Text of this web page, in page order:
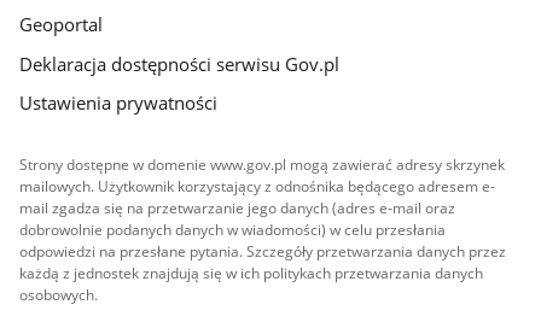
Geoportal
Deklaracja dostępności serwisu Gov.pl
Ustawienia prywatności
Strony dostępne w domenie www.gov.pl mogą zawierać adresy skrzynek
mailowych. Użytkownik korzystający z odnośnika będącego adresem e-
mail zgadza się na przetwarzanie jego danych (adres e-mail oraz
dobrowolnie podanych danych w wiadomości) w celu przesłania
odpowiedzi na przesłane pytania. Szczegóły przetwarzania danych przez
każdą z jednostek znajdują się w ich politykach przetwarzania danych
osobowych.